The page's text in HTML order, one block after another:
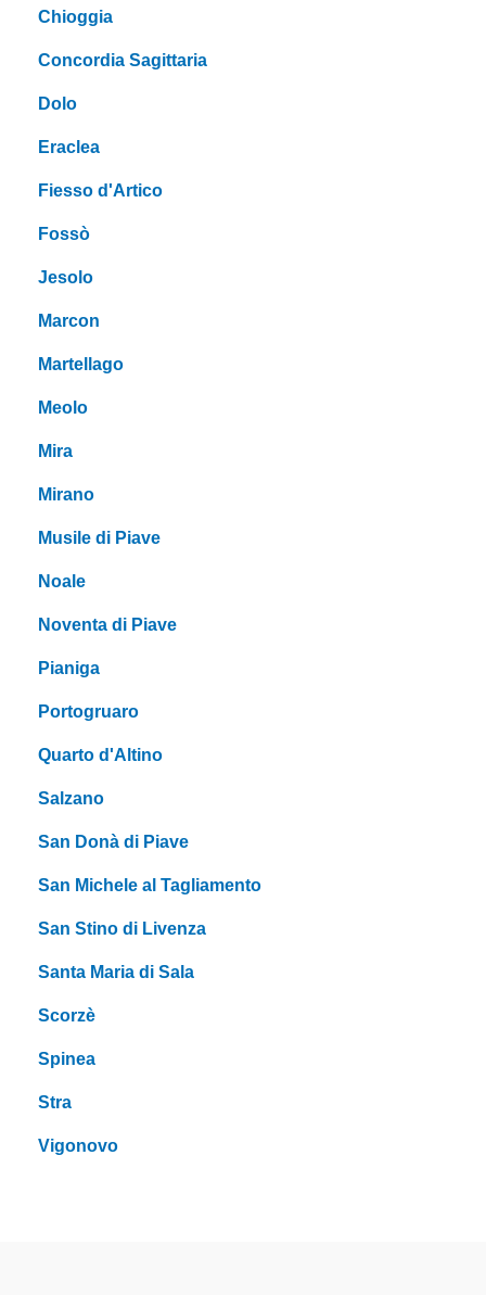
Chioggia
Concordia Sagittaria
Dolo
Eraclea
Fiesso d'Artico
Fossò
Jesolo
Marcon
Martellago
Meolo
Mira
Mirano
Musile di Piave
Noale
Noventa di Piave
Pianiga
Portogruaro
Quarto d'Altino
Salzano
San Donà di Piave
San Michele al Tagliamento
San Stino di Livenza
Santa Maria di Sala
Scorzè
Spinea
Stra
Vigonovo